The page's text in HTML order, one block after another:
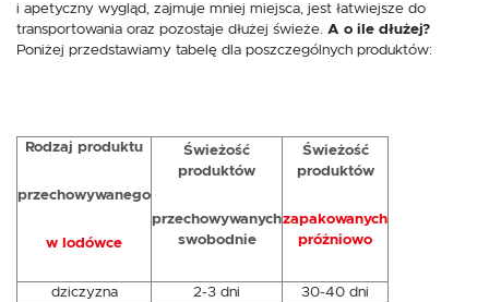
i apetyczny wygląd, zajmuje mniej miejsca, jest łatwiejsze do
transportowania oraz pozostaje dłużej świeże. A o ile dłużej?
Poniżej przedstawiamy tabelę dla poszczególnych produktów:
Rodzaj produktu
przechowywanego
w lodówce
Świeżość
produktów
przechowywanych
swobodnie
Świeżość
produktów
zapakowanych
próżniowo
dziczyzna 2-3 dni
30-40 dni